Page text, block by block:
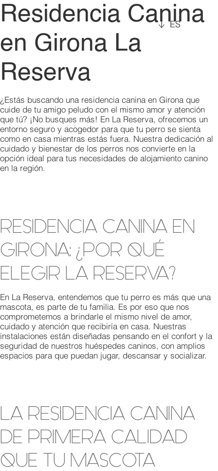
ES
Residencia Canina
en Girona La
Reserva
¿Estás buscando una residencia canina en Girona que
cuide de tu amigo peludo con el mismo amor y atención
que tú? ¡No busques más! En La Reserva, ofrecemos un
entorno seguro y acogedor para que tu perro se sienta
como en casa mientras estás fuera. Nuestra dedicación al
cuidado y bienestar de los perros nos convierte en la
opción ideal para tus necesidades de alojamiento canino
en la región.
RESIDENCIA CANINA EN
GIRONA: ¿POR QUÉ
ELEGIR LA RESERVA?
En La Reserva, entendemos que tu perro es más que una
mascota, es parte de tu familia. Es por eso que nos
comprometemos a brindarle el mismo nivel de amor,
cuidado y atención que recibiría en casa. Nuestras
instalaciones están diseñadas pensando en el confort y la
seguridad de nuestros huéspedes caninos, con amplios
espacios para que puedan jugar, descansar y socializar.
LA RESIDENCIA CANINA
DE PRIMERA CALIDAD
QUE TU MASCOTA